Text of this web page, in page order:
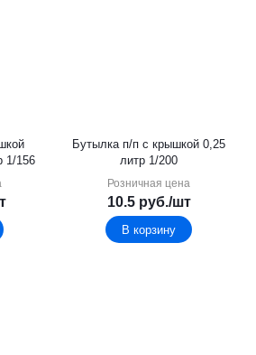
1/156
Бутылка п/п с крышкой 0,25
литр 1/200
Розничная цена
10.5руб./шт
В корзину